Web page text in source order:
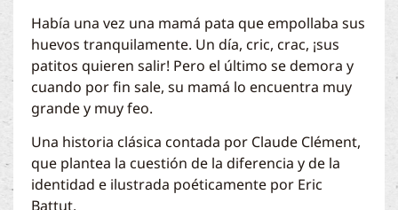
Había una vez una mamá pata que empollaba sus
huevos tranquilamente. Un día, cric, crac, ¡sus
patitos quieren salir! Pero el último se demora y
cuando por fin sale, su mamá lo encuentra muy
grande y muy feo.
Una historia clásica contada por Claude Clément,
que plantea la cuestión de la diferencia y de la
identidad e ilustrada poéticamente por Eric
Battut.